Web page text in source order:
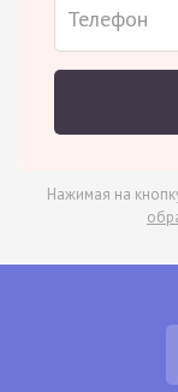
Нажимая на